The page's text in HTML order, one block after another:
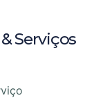
Serviços